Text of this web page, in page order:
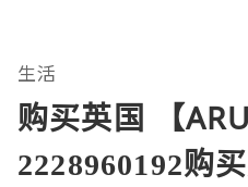
生活
购买英国 【
2228960192购